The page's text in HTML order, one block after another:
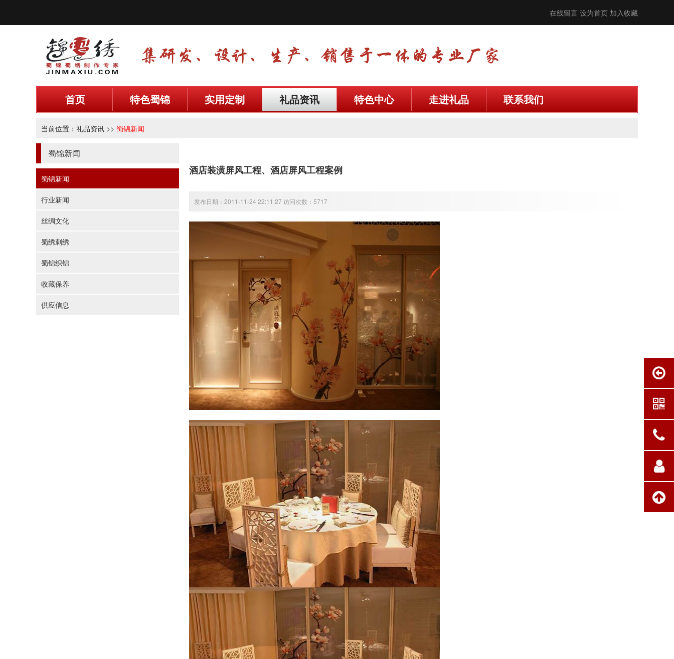
在线留言 设为首页 加入收藏
首页 特色蜀锦 实用定制 礼品资讯 特色中心 走进礼品 联系我们
当前位置： 礼品资讯 >> 蜀锦新闻
蜀锦新闻
蜀锦新闻
行业新闻
丝绸文化
蜀绣刺绣
蜀锦织锦
收藏保养
供应信息
酒店装潢屏风工程、酒店屏风工程案例
发布日期：2011-11-24 22:11:27 访问次数：5717